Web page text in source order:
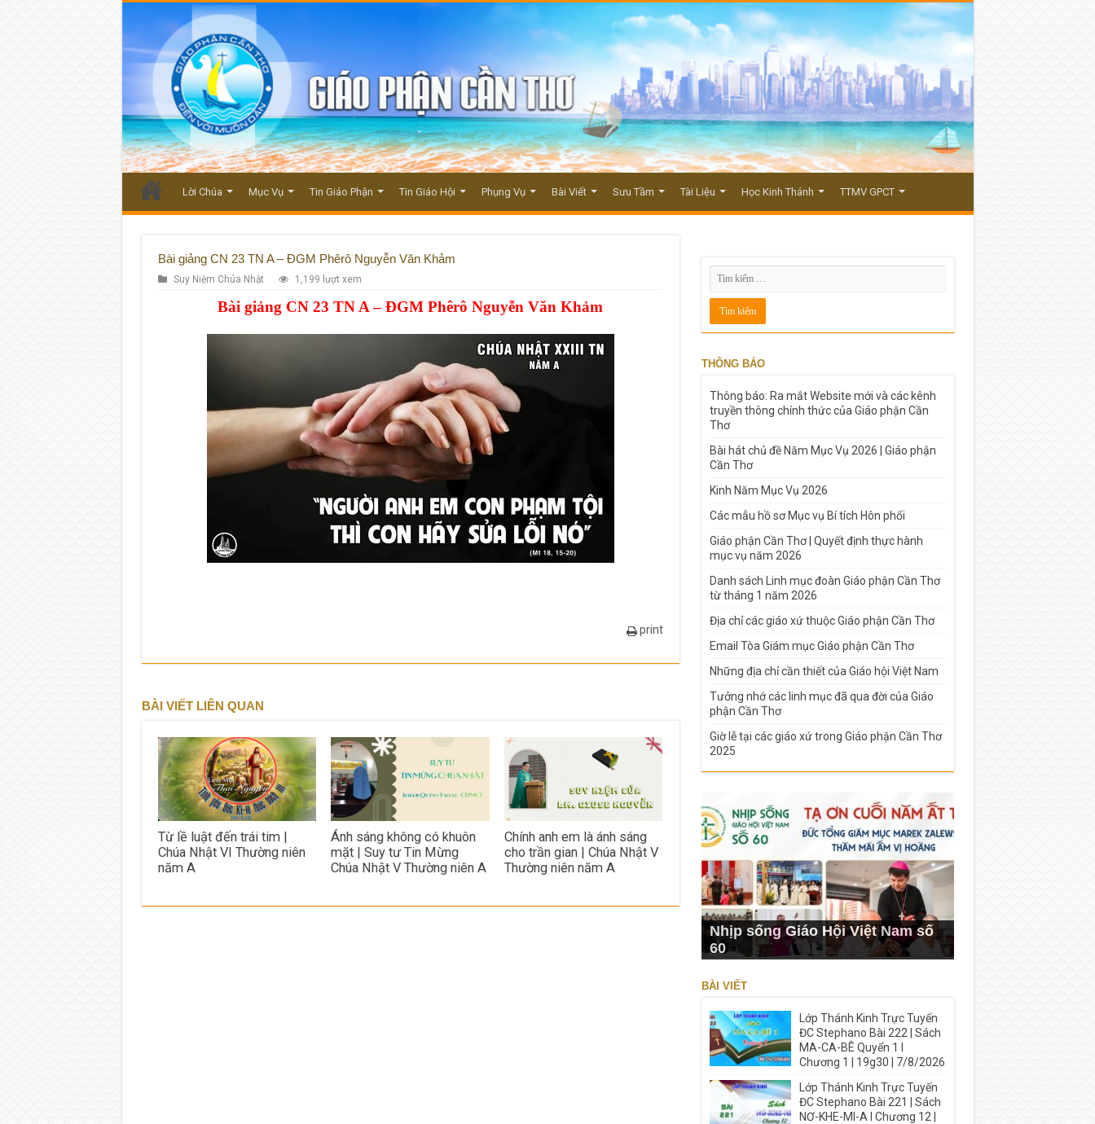
Lời Chúa Mục Vụ Tin Giáo Phận Tin Giáo Hội Phụng Vụ Bài Viết Sưu Tầm Tài Liệu Học Kinh Thánh TTMV GPCT
Bài giảng CN 23 TN A – ĐGM Phêrô Nguyễn Văn Khảm
Suy Niệm Chúa Nhật 1,199 lượt xem
Bài giảng CN 23 TN A – ĐGM Phêrô Nguyễn Văn Khảm
print
BÀI VIẾT LIÊN QUAN
Từ lề luật đến trái tim |
Chúa Nhật VI Thường niên
năm A
Ánh sáng không có khuôn
mặt | Suy tư Tin Mừng
Chúa Nhật V Thường niên A
Chính anh em là ánh sáng
cho trần gian | Chúa Nhật V
Thường niên năm A
THÔNG BÁO
Thông báo: Ra mắt Website mới và các kênh
truyền thông chính thức của Giáo phận Cần
Thơ
Bài hát chủ đề Năm Mục Vụ 2026 | Giáo phận
Cần Thơ
Kinh Năm Mục Vụ 2026
Các mẫu hồ sơ Mục vụ Bí tích Hôn phối
Giáo phận Cần Thơ | Quyết định thực hành
mục vụ năm 2026
Danh sách Linh mục đoàn Giáo phận Cần Thơ
từ tháng 1 năm 2026
Địa chỉ các giáo xứ thuộc Giáo phận Cần Thơ
Email Tòa Giám mục Giáo phận Cần Thơ
Những địa chỉ cần thiết của Giáo hội Việt Nam
Tưởng nhớ các linh mục đã qua đời của Giáo
phận Cần Thơ
Giờ lễ tại các giáo xứ trong Giáo phận Cần Thơ
2025
Nhịp sống Giáo Hội Việt Nam số
60
BÀI VIẾT
Lớp Thánh Kinh Trực Tuyến
ĐC Stephano Bài 222 | Sách
MA-CA-BÊ Quyển 1 I
Chương 1 | 19g30 | 7/8/2026
Lớp Thánh Kinh Trực Tuyến
ĐC Stephano Bài 221 | Sách
NƠ-KHE-MI-A I Chương 12 |